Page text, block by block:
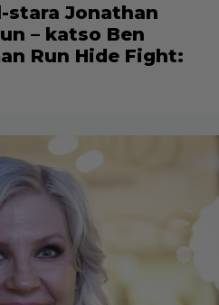
stara Jonathan
– katso Ben
Run Hide Fight: